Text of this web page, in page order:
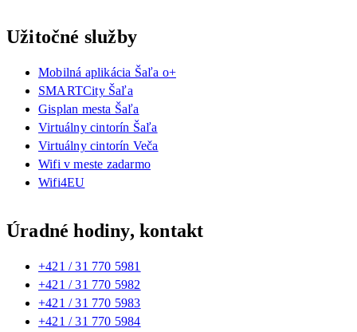
Užitočné služby
Mobilná aplikácia Šaľa o+
SMARTCity Šaľa
Gisplan mesta Šaľa
Virtuálny cintorín Šaľa
Virtuálny cintorín Veča
Wifi v meste zadarmo
Wifi4EU
Úradné hodiny, kontakt
+421 / 31 770 5981
+421 / 31 770 5982
+421 / 31 770 5983
+421 / 31 770 5984